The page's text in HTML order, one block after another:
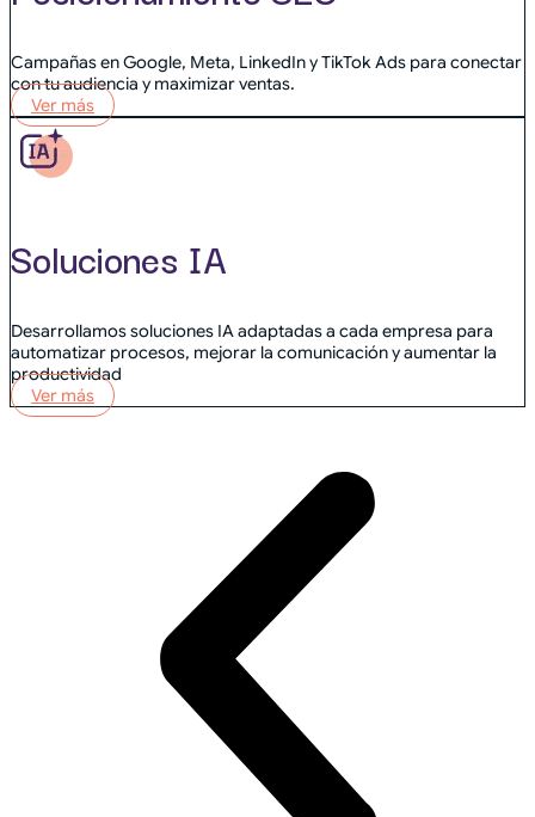
Campañas en Google, Meta, LinkedIn y TikTok Ads para conectar
con tu audiencia y maximizar ventas.
Ver más
Soluciones IA
Desarrollamos soluciones IA adaptadas a cada empresa para
automatizar procesos, mejorar la comunicación y aumentar la
productividad
Ver más